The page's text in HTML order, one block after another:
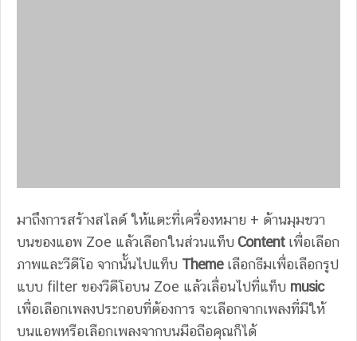
มาถึงการสร้างสไลด์ ให้แตะที่เครื่องหมาย + ด้านมุมขวา
บนของแอพ Zoe แล้วเลือกในส่วนแท็บ Contentเพื่อเลือก
ภาพและวีดีโอ จากนั้นไปแท็บ Themeเลือกธีมเพื่อเลือกรูป
แบบ filter ของวีดีโอบน Zoe แล้วเลื่อนไปที่แท็บ music
เพื่อเลือกเพลงประกอบที่ต้องการ จะเลือกจากเพลงที่มีให้
บนแอพหรือเลือกเพลงจากบนมือถือคุณก็ได้